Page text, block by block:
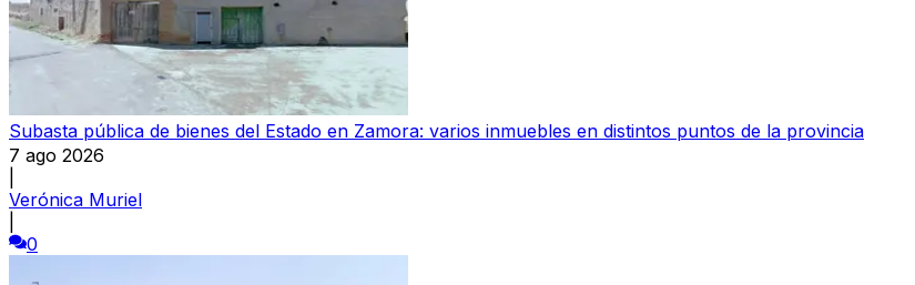
Subasta pública de bienes del Estado en Zamora: varios inmuebles en distintos puntos de la provincia
7 ago 2026
Verónica Muriel
0